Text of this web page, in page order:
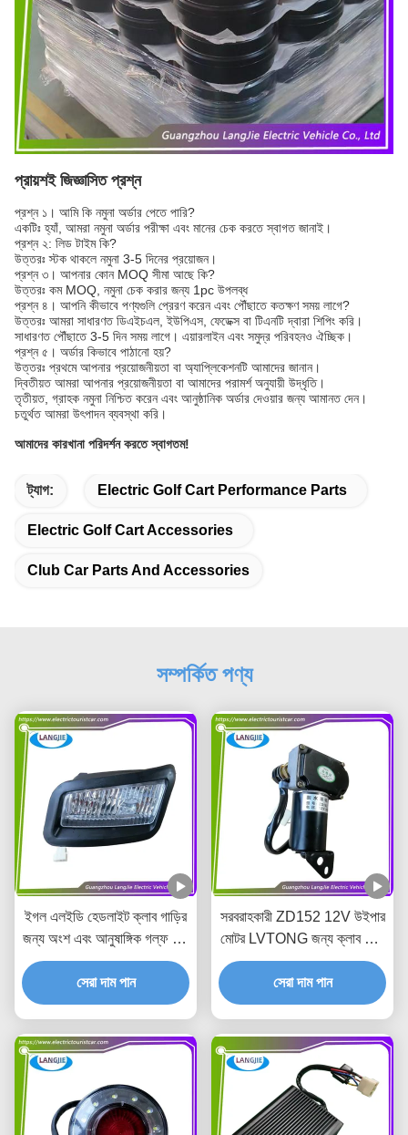
প্রায়শই জিজ্ঞাসিত প্রশ্ন
প্রশ্ন ১। আমি কি নমুনা অর্ডার পেতে পারি?
একটিঃ হ্যাঁ, আমরা নমুনা অর্ডার পরীক্ষা এবং মানের চেক করতে স্বাগত জানাই।
প্রশ্ন ২: লিড টাইম কি?
উত্তরঃ স্টক থাকলে নমুনা 3-5 দিনের প্রয়োজন।
প্রশ্ন ৩। আপনার কোন MOQ সীমা আছে কি?
উত্তরঃ কম MOQ, নমুনা চেক করার জন্য 1pc উপলব্ধ
প্রশ্ন ৪। আপনি কীভাবে পণ্যগুলি প্রেরণ করেন এবং পৌঁছাতে কতক্ষণ সময় লাগে?
উত্তরঃ আমরা সাধারণত ডিএইচএল, ইউপিএস, ফেডেক্স বা টিএনটি দ্বারা শিপিং করি।
সাধারণত পৌঁছাতে 3-5 দিন সময় লাগে। এয়ারলাইন এবং সমুদ্র পরিবহনও ঐচ্ছিক।
প্রশ্ন ৫। অর্ডার কিভাবে পাঠানো হয়?
উত্তরঃ প্রথমে আপনার প্রয়োজনীয়তা বা অ্যাপ্লিকেশনটি আমাদের জানান।
দ্বিতীয়ত আমরা আপনার প্রয়োজনীয়তা বা আমাদের পরামর্শ অনুযায়ী উদ্ধৃতি।
তৃতীয়ত, গ্রাহক নমুনা নিশ্চিত করেন এবং আনুষ্ঠানিক অর্ডার দেওয়ার জন্য আমানত দেন।
চতুর্থত আমরা উৎপাদন ব্যবস্থা করি।
আমাদের কারখানা পরিদর্শন করতে স্বাগতম!
ট্যাগ: Electric Golf Cart Performance Parts
Electric Golf Cart Accessories
Club Car Parts And Accessories
সম্পর্কিত পণ্য
ইগল এলইডি হেডলাইট ক্লাব গাড়ির
জন্য অংশ এবং আনুষাঙ্গিক গল্ফ কার্ট
মেরামতের অংশ
সেরা দাম পান
সরবরাহকারী ZD152 12V উইপার
মোটর LVTONG জন্য ক্লাব গাড়ী
অংশ এবং আনুষাঙ্গিক
সেরা দাম পান